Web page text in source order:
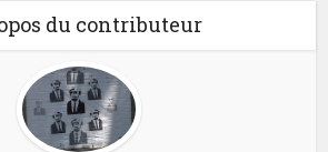
du contributeur